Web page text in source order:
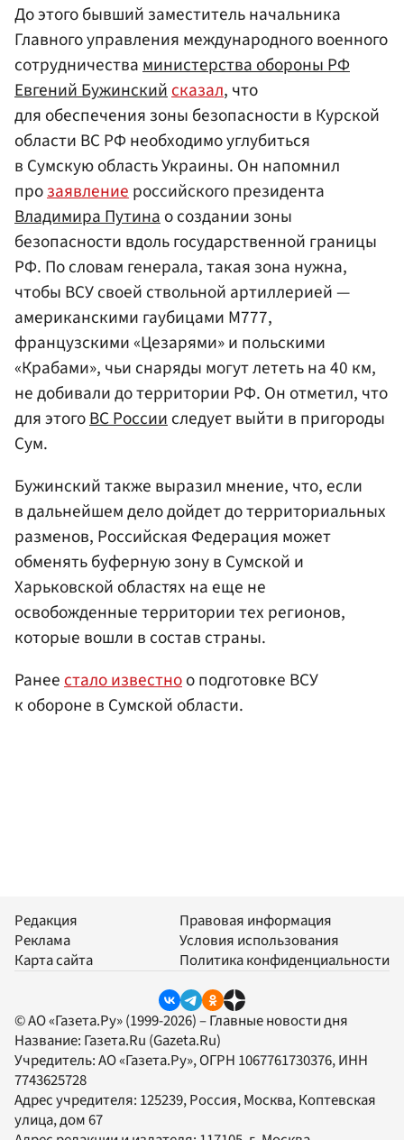
До этого бывший заместитель начальника
Главного управления международного военного
сотрудничестваминистерства обороны РФ
Евгений Бужинскийсказал, что
для обеспечения зоны безопасности в Курской
области ВС РФ необходимо углубиться
в Сумскую область Украины. Он напомнил
прозаявлениероссийского президента
Владимира Путинао создании зоны
безопасности вдоль государственной границы
РФ. По словам генерала, такая зона нужна,
чтобы ВСУ своей ствольной артиллерией —
американскими гаубицами М777,
французскими «Цезарями» и польскими
«Крабами», чьи снаряды могут лететь на 40 км,
не добивали до территории РФ. Он отметил, что
для этогоВС Россииследует выйти в пригороды
Сум.
Бужинский также выразил мнение, что, если
в дальнейшем дело дойдет до территориальных
разменов, Российская Федерация может
обменять буферную зону в Сумской и
Харьковской областях на еще не
освобожденные территории тех регионов,
которые вошли в состав страны.
Ранеестало известноо подготовке ВСУ
к обороне в Сумской области.
Редакция
Реклама
Карта сайта
Правовая информация
Условия использования
Политика конфиденциальности
© АО «Газета.Ру» (1999-2026) – Главные новости дня
Название: Газета.Ru (Gazeta.Ru)
Учредитель:АО «Газета.Ру», ОГРН 1067761730376, ИНН
7743625728
Адрес учредителя: 125239, Россия, Москва, Коптевская
улица, дом 67